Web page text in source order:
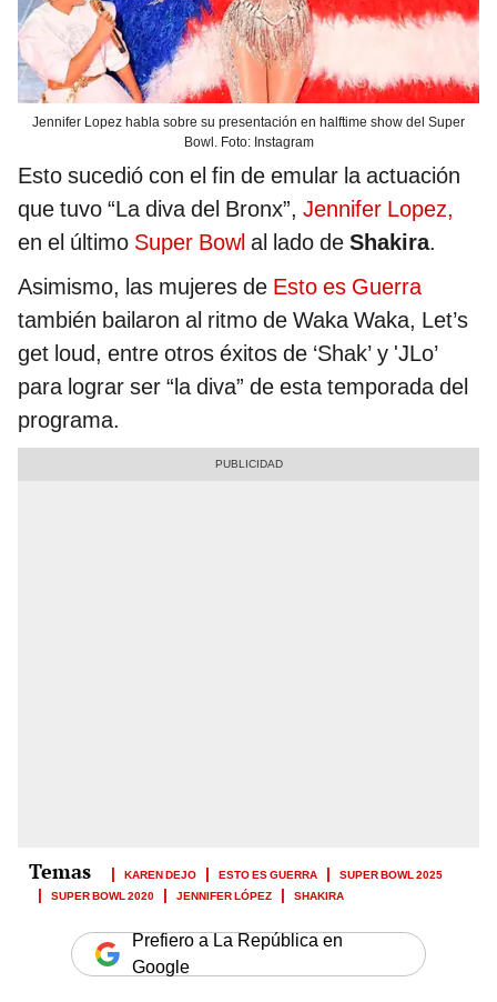
Jennifer Lopez habla sobre su presentación en halftime show del Super
Bowl. Foto: Instagram
Esto sucedió con el fin de emular la actuación
que tuvo “La diva del Bronx”, Jennifer Lopez,
en el último Super Bowl al lado de Shakira.
Asimismo, las mujeres de Esto es Guerra
también bailaron al ritmo de Waka Waka, Let’s
get loud, entre otros éxitos de ‘Shak’ y 'JLo’
para lograr ser “la diva” de esta temporada del
programa.
KAREN DEJO ESTO ES GUERRA
SUPER BOWL 2025
SUPER BOWL 2020
JENNIFER LÓPEZ SHAKIRA
Prefiero a La República en
Google